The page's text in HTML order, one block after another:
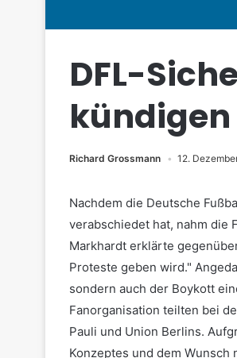
DFL-
kündigen
Richard Grossmann 12.
Nachdem die Deutsche
verabschiedet hat, nahm die
Markhardt erklärte
Proteste geben wird."
sondern auch der Boykott
Fanorganisation teilten bei
Pauli und Union Berlins.
Konzeptes und dem